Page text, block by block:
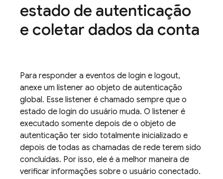
estado de autenticação
e coletar dados da conta
Para responder a eventos de login e logout,
anexe um listener ao objeto de autenticação
global. Esse listener é chamado sempre que o
estado de login do usuário muda. O listener é
executado somente depois de o objeto de
autenticação ter sido totalmente inicializado e
depois de todas as chamadas de rede terem sido
concluídas. Por isso, ele é a melhor maneira de
verificar informações sobre o usuário conectado.